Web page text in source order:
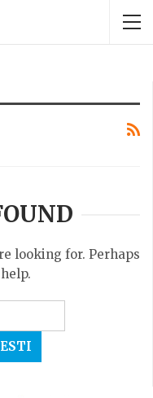
looking for. Perhaps